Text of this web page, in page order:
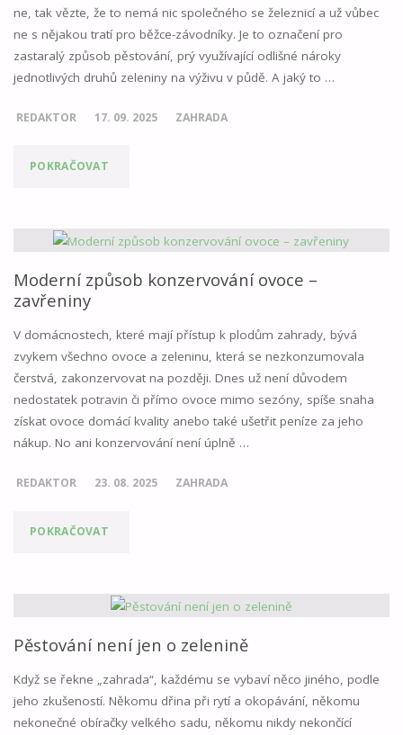
ne, tak vězte, že to nemá nic společného se železnicí a už vůbec
ne s nějakou tratí pro běžce-závodníky. Je to označení pro
zastaralý způsob pěstování, prý využívající odlišné nároky
jednotlivých druhů zeleniny na výživu v půdě. A jaký to …
REDAKTOR 17. 09. 2025 ZAHRADA
POKRAČOVAT
JEDNOTLIVÝCH
TRATÍ
VYVÝŠENÉM
ZÁHONU"
Moderní způsob konzervování ovoce –
zavřeniny
V domácnostech, které mají přístup k plodům zahrady, bývá
zvykem všechno ovoce a zeleninu, která se nezkonzumovala
čerstvá, zakonzervovat na později. Dnes už není důvodem
nedostatek potravin či přímo ovoce mimo sezóny, spíše snaha
získat ovoce domácí kvality anebo také ušetřit peníze za jeho
nákup. No ani konzervování není úplně …
REDAKTOR 23. 08. 2025 ZAHRADA
POKRAČOVAT
KONZERVOVÁNÍ
OVOCE
–
ZAVŘENINY"
Pěstování není jen o zelenině
Když se řekne „zahrada“, každému se vybaví něco jiného, podle
jeho zkušeností. Někomu dřina při rytí a okopávání, někomu
nekonečné obíračky velkého sadu, někomu nikdy nekončící